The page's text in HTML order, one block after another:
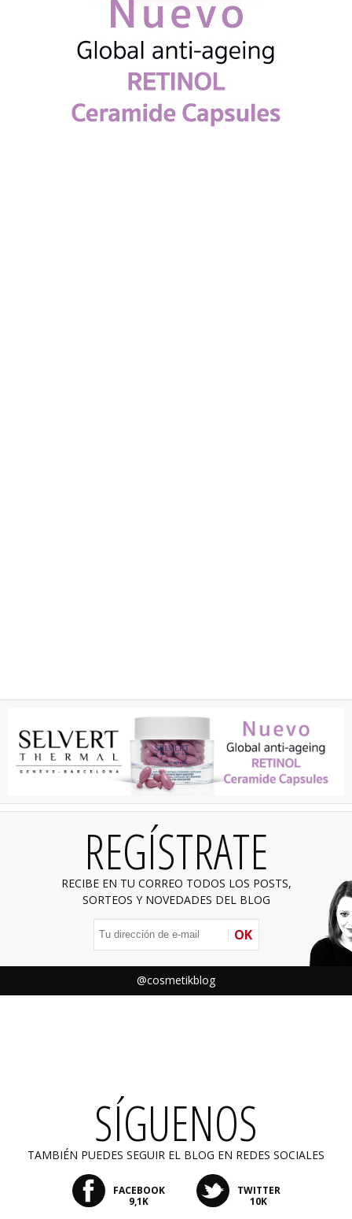
REGÍSTRATE
RECIBE EN TU CORREO TODOS LOS POSTS,
SORTEOS Y NOVEDADES DEL BLOG
OK
@cosmetikblog
SÍGUENOS
TAMBIÉN PUEDES SEGUIR EL BLOG EN REDES SOCIALES
FACEBOOK
9,1K
TWITTER
10K